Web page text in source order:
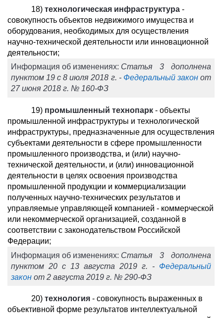
18) технологическая инфраструктура -
совокупность объектов недвижимого имущества и
оборудования, необходимых для осуществления
научно-технической деятельности или инновационной
деятельности;
Информация об изменениях: Статья 3 дополнена
пунктом 19 с 8 июля 2018 г. - Федеральный закон от
27 июня 2018 г. № 160-ФЗ
19) промышленный технопарк - объекты
промышленной инфраструктуры и технологической
инфраструктуры, предназначенные для осуществления
субъектами деятельности в сфере промышленности
промышленного производства, и (или) научно-
технической деятельности, и (или) инновационной
деятельности в целях освоения производства
промышленной продукции и коммерциализации
полученных научно-технических результатов и
управляемые управляющей компанией - коммерческой
или некоммерческой организацией, созданной в
соответствии с законодательством Российской
Федерации;
Информация об изменениях: Статья 3 дополнена
пунктом 20 с 13 августа 2019 г. - Федеральный
законот 2 августа 2019 г. № 290-ФЗ
20) технология - совокупность выраженных в
объективной форме результатов интеллектуальной